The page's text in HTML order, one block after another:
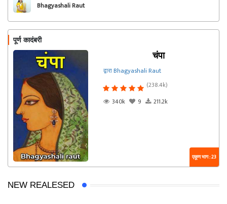
Bhagyashali Raut
पूर्ण कादंबरी
चंपा
द्वारा Bhagyashali Raut
(238.4k)
340k
9 211.2k
एकूण भाग : 23
NEW REALESED